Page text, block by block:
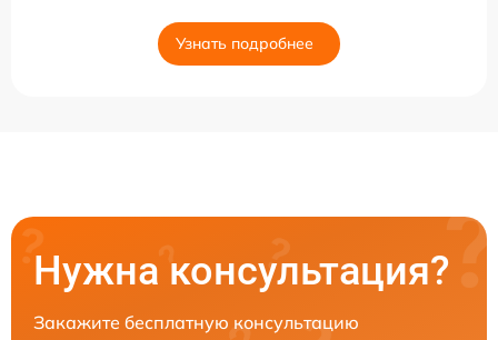
Узнать подробнее
Нужна консультация?
Закажите бесплатную консультацию